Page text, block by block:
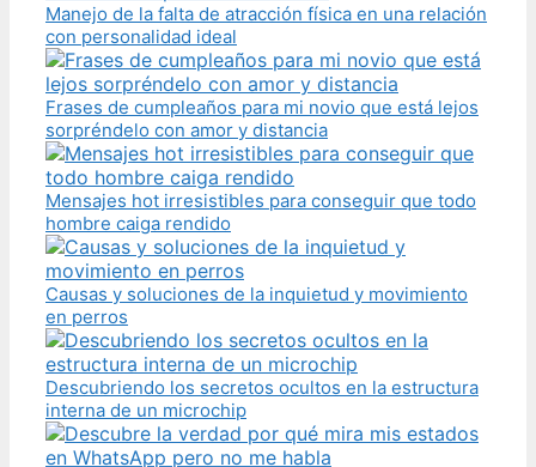
Manejo de la falta de atracción física en una relación
con personalidad ideal
Frases de cumpleaños para mi novio que está lejos
sorpréndelo con amor y distancia
Mensajes hot irresistibles para conseguir que todo
hombre caiga rendido
Causas y soluciones de la inquietud y movimiento
en perros
Descubriendo los secretos ocultos en la estructura
interna de un microchip